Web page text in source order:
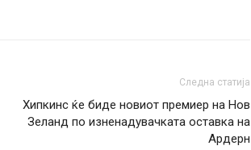
Следна статија
Хипкинс ќе биде новиот премиер на Нов
Зеланд по изненадувачката оставка на
Ардерн